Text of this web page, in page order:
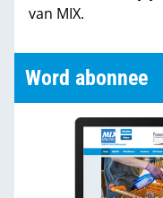
van MIX.
Word abonnee